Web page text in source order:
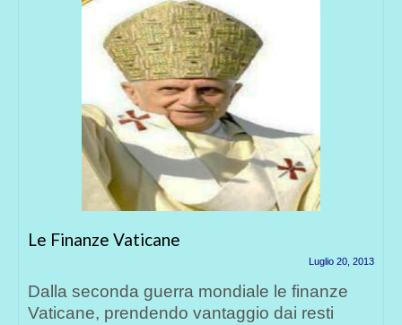
Le Finanze Vaticane
Luglio 20, 2013
Dalla seconda guerra mondiale le finanze
Vaticane, prendendo vantaggio dai resti